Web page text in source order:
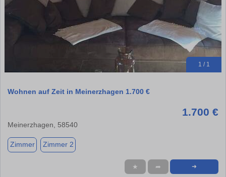
1 / 1
Wohnen auf Zeit in Meinerzhagen 1.700 €
1.700 €
Meinerzhagen, 58540
Zimmer Zimmer 2
★ ➦ ➜